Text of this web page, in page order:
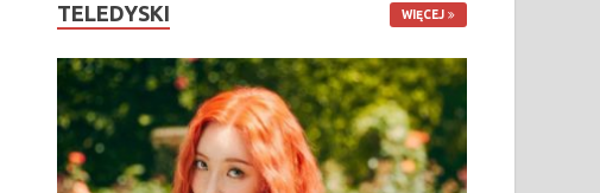
TELEDYSKI WIĘCEJ